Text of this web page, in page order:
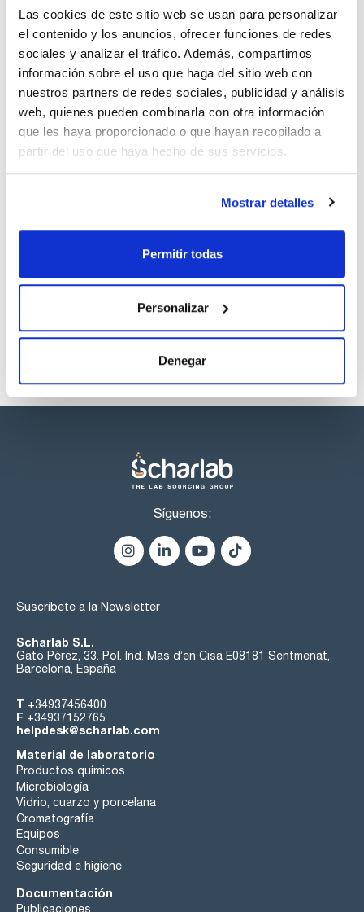
Las cookies de este sitio web se usan para personalizar
el contenido y los anuncios, ofrecer funciones de redes
sociales y analizar el tráfico. Además, compartimos
información sobre el uso que haga del sitio web con
nuestros partners de redes sociales, publicidad y análisis
web, quienes pueden combinarla con otra información
que les haya proporcionado o que hayan recopilado a
partir del uso que haya hecho de sus servicios.
Mostrar detalles
Permitir todas
Personalizar
Denegar
Uniones autoclavables y conformes a las normas para el uso
con productos alimentarios. REACH 1907/2006, RESIN: FOOD
STUFF CONFORMITIES EC REG 10/2011 y FDA. Las
dimensiones se indican tanto de forma nominal como exacta
porque la elasticidad de los tubos afecta a la elección de
tipo de unión. Apto para el contacto con alimentos.
Compatibilidad con CE/IVD.
Ver más
Documentación técnica
TDS / Ficha técnica
Regístrate para
descargas
COA
Regístrate para
descargas
SDS/ Hoja de seguridad
Los productos marcados con esta imagen son
listos para una entrega inmediata.
Síguenos:
Suscríbete a la Newsletter
Scharlab S.L.
Gato Pérez, 33. Pol. Ind. Mas d’en Cisa E08181 Sentmenat,
Barcelona, España
T +34937456400
F +34937152765
helpdesk@scharlab.com
Material de laboratorio
Productos químicos
Microbiología
Vidrio, cuarzo y porcelana
Cromatografía
Equipos
Consumible
Seguridad e higiene
Documentación
Publicaciones